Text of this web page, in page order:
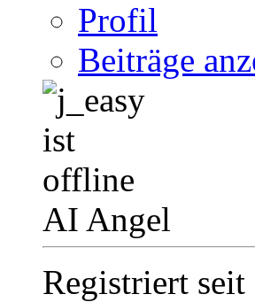
Profil
Beiträge
AI Angel
Registriert seit